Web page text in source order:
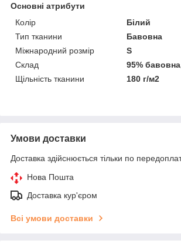
Основні атрибути
Колір
Білий
Тип тканини
Бавовна
Міжнародний розмір
S
Склад
95%
Щільність тканини
180 г/м2
Умови доставки
Доставка здійснюється тільки по
Нова Пошта
Доставка кур'єром
Всі умови доставки